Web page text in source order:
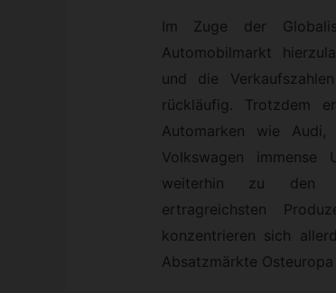
Im Zuge der
Automobilmarkt
und die
rückläufig. Trotzdem
Automarken wie Audi,
Volkswagen immense
weiterhin zu den
ertragreichsten
konzentrieren sich
Absatzmärkte